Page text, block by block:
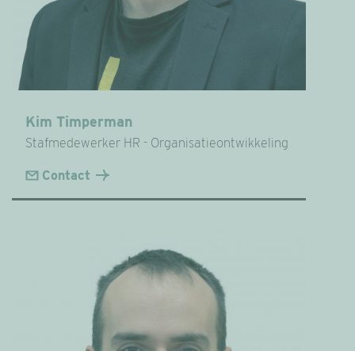
Kim Timperman
Stafmedewerker HR - Organisatieontwikkeling
Contact